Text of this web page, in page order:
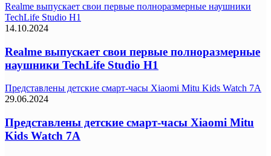
Realme выпускает свои первые полноразмерные наушники
TechLife Studio H1
14.10.2024
Realme выпускает свои первые полноразмерные
наушники TechLife Studio H1
Представлены детские смарт-часы Xiaomi Mitu Kids Watch 7A
29.06.2024
Представлены детские смарт-часы Xiaomi Mitu
Kids Watch 7A